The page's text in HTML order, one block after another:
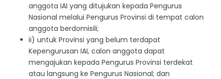
anggota IAI yang ditujukan kepada Pengurus
Nasional melalui Pengurus Provinsi di tempat calon
anggota berdomisili;
ii) untuk Provinsi yang belum terdapat
Kepengurusan IAI, calon anggota dapat
mengajukan kepada Pengurus Provinsi terdekat
atau langsung ke Pengurus Nasional; dan